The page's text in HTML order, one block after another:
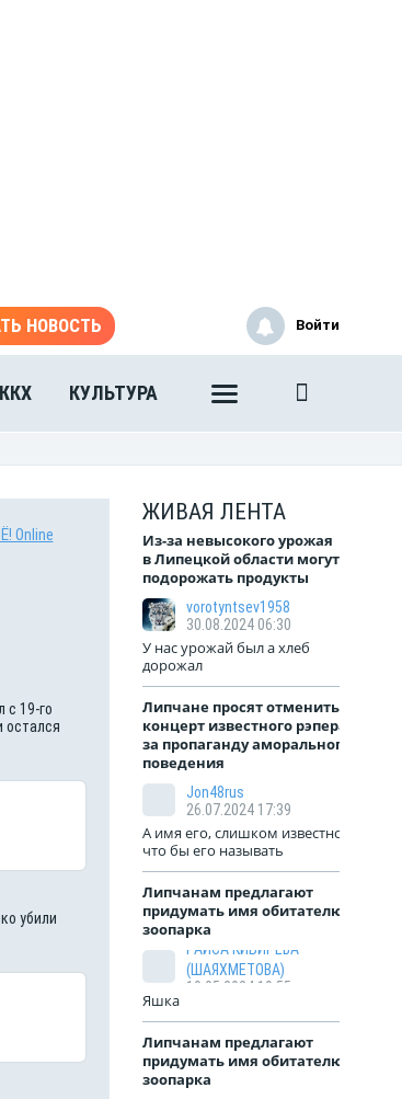
НОВОСТЬ
КУЛЬТУРА
Войти
Online
с 19-го
остался
убили
ЖИВАЯ ЛЕНТА
Из-за невысокого урожая
в Липецкой области могут
подорожать продукты
vorotyntsev1958
30.08.2024 06:30
У нас урожай был а хлеб
дорожал
Липчане просят отменить
концерт известного рэпера
за пропаганду аморального
поведения
Jon48rus
26.07.2024 17:39
А имя его, слишком известное,
что бы его называть
Липчанам предлагают
придумать имя обитателю
зоопарка
РАИСА КИБИРЕВА
(ШАЯХМЕТОВА)
19.05.2024 19:55
Яшка
Липчанам предлагают
придумать имя обитателю
зоопарка